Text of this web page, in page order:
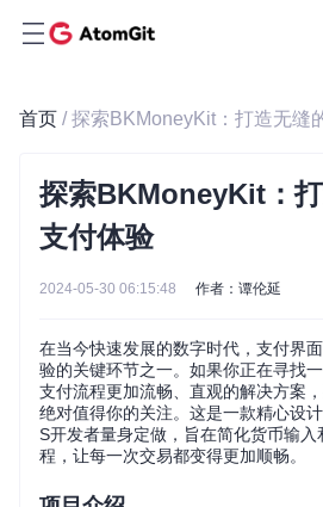
首页 / 探索BKMoneyKit：打造无缝
探索BKMoneyKit：
支付体验
2024-05-30 06:15:48 作者：谭伦延
在当今快速发展的数字时代，支付界
验的关键环节之一。如果你正在寻找
支付流程更加流畅、直观的解决方案
绝对值得你的关注。这是一款精心设
S开发者量身定做，旨在简化货币输
程，让每一次交易都变得更加顺畅。